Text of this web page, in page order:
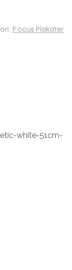
Focus Plakater
white-51cm-